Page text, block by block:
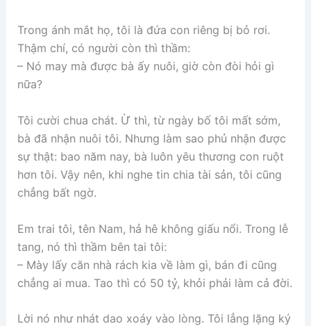
Trong ánh mắt họ, tôi là đứa con riêng bị bỏ rơi.
Thậm chí, có người còn thì thầm:
– Nó may mà được bà ấy nuôi, giờ còn đòi hỏi gì
nữa?
Tôi cười chua chát. Ừ thì, từ ngày bố tôi mất sớm,
bà đã nhận nuôi tôi. Nhưng làm sao phủ nhận được
sự thật: bao năm nay, bà luôn yêu thương con ruột
hơn tôi. Vậy nên, khi nghe tin chia tài sản, tôi cũng
chẳng bất ngờ.
Em trai tôi, tên Nam, hả hê không giấu nổi. Trong lễ
tang, nó thì thầm bên tai tôi:
– Mày lấy căn nhà rách kia về làm gì, bán đi cũng
chẳng ai mua. Tao thì có 50 tỷ, khỏi phải làm cả đời.
Lời nó như nhát dao xoáy vào lòng. Tôi lẳng lặng ký